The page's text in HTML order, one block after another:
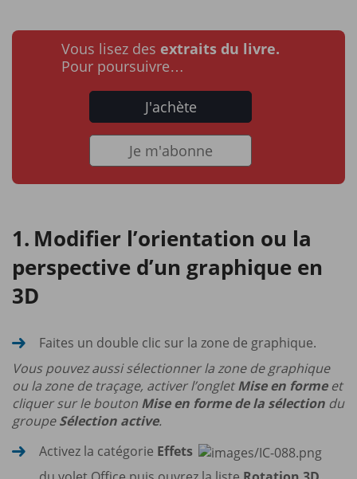
Vous lisez des extraits du livre.
Pour poursuivre…
J'achète
Je m'abonne
Modifier l’orientation ou la
perspective d’un graphique en
3D
Faites un double clic sur la zone de graphique.
Vous pouvez aussi sélectionner la zone de graphique
ou la zone de traçage, activer l’ongletMise en formeet
cliquer sur le bouton Mise en forme de la sélection du
groupeSélection active.
Activez la catégorie Effets